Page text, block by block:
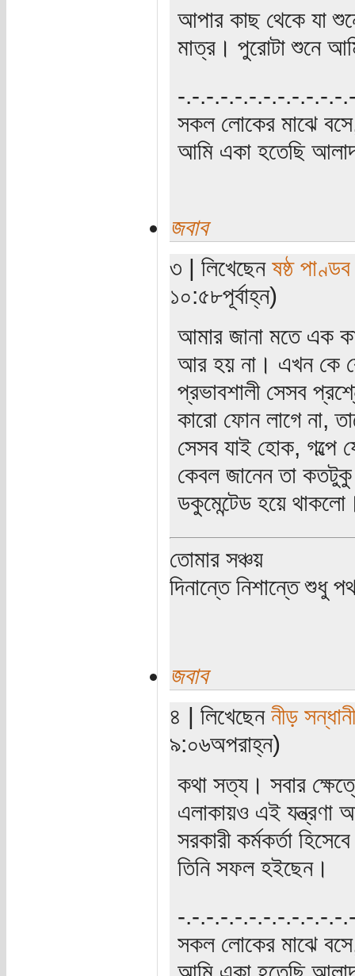
আপার কাছ থেকে যা
মাত্র। পুরোটা শুনে
‍‌-.-.-.-.-.-.-.-.-.-.-.-
সকল লোকের মাঝে
আমি একা হতেছি
জবাব
৩ | লিখেছেন ষষ্ঠ পাণ্ডব
১০:৫৮পূর্বাহ্ন)
আমার জানা মতে এক
আর হয় না। এখন কে
প্রভাবশালী সেসব
কারো ফোন লাগে না,
সেসব যাই হোক, গল্পে
কেবল জানেন তা কতটুকু
ডকুমেন্টেড হয়ে
তোমার সঞ্চয়
দিনান্তে নিশান্তে শুধু
জবাব
৪ | লিখেছেন নীড় সন্ধানী
৯:০৬অপরাহ্ন)
কথা সত্য। সবার
এলাকায়ও এই যন্ত্রণা
সরকারী কর্মকর্তা
তিনি সফল হইছেন।
‍‌-.-.-.-.-.-.-.-.-.-.-.-
সকল লোকের মাঝে